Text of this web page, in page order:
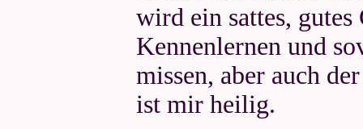
wird ein sattes, gutes
Kennenlernen und
missen, aber auch
ist mir heilig.